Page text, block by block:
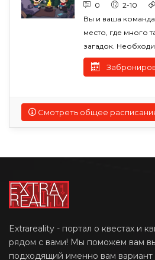
0 2-10
Вы и ваша
место, где много
загадок.
Смотреть общее
Extrareality - портал о квестах и
рядом с вами! Мы поможем вам
подходящий именно вам вариант